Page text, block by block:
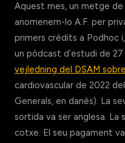
Aquest mes, un metge
anomenem-lo A.F. per
primers crèdits a Podhoc
un pòdcast d’estudi de
vejledning del DSAM
cardiovascular de 2022
Generals, en danès). La
sortida va ser anglesa. La
cotxe. El seu pagament